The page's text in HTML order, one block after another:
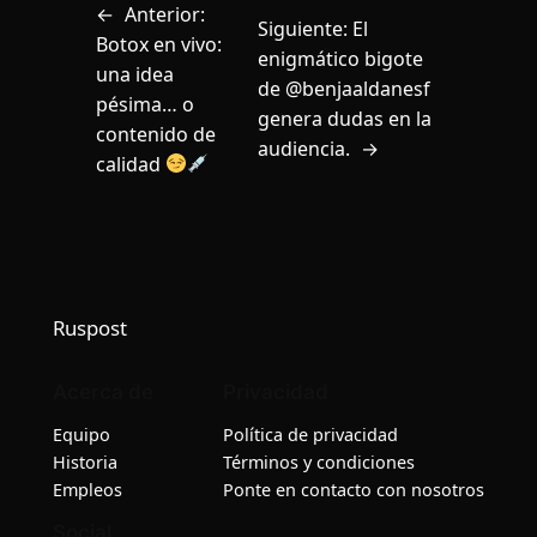
← Anterior:
Botox en vivo:
una idea
pésima… o
contenido de
calidad
Siguiente: El
enigmático bigote
de @benjaaldanesf
genera dudas en la
audiencia. →
Ruspost
Equipo
Historia
Empleos
Política de privacidad
Términos y condiciones
Ponte en contacto con nosotros